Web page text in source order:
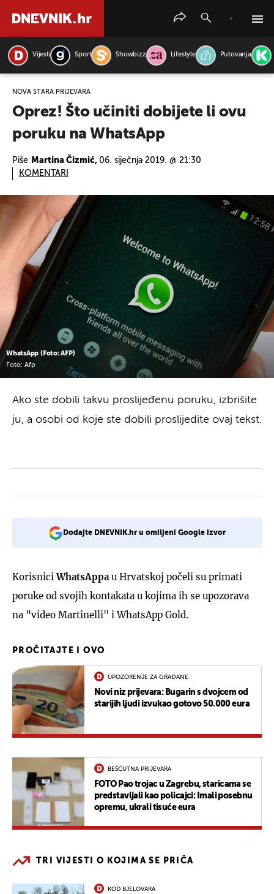
Vijesti Sport Showbizz Lifestyle Putovanja
NOVA STARA PRIJEVARA
Oprez! Što učiniti dobijete li ovu
poruku na WhatsApp
Piše Martina Čizmić, 06. siječnja 2019. @ 21:30
KOMENTARI
WhatsApp (Foto: AFP)
Foto: Afp
Ako ste dobili takvu proslijeđenu poruku, izbrišite
ju, a osobi od koje ste dobili proslijedite ovaj tekst.
Dodajte DNEVNIK.hr u omiljeni Google izvor
KorisniciWhatsAppa u Hrvatskoj počeli su primati
poruke od svojih kontakata u kojima ih se upozorava
na "video Martinelli" i WhatsApp Gold.
PROČITAJTE I OVO
UPOZORENJE ZA GRAĐANE
Novi niz prijevara: Bugarin s dvojcem od
starijih ljudi izvukao gotovo 50.000 eura
BEŠĆUTNA PRIJEVARA
FOTO Pao trojac u Zagrebu, staricama se
predstavljali kao policajci: Imali posebnu
opremu, ukrali tisuće eura
TRI VIJESTI O KOJIMA SE PRIČA
KOD BJELOVARA
PRETRAŽITE VIJESTI